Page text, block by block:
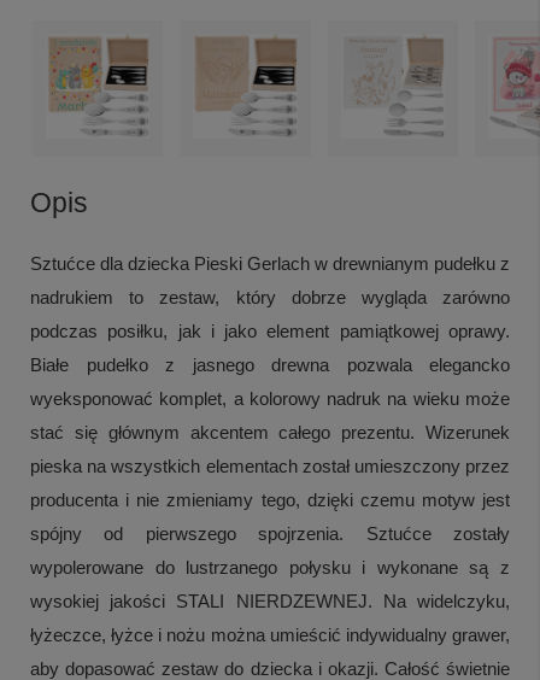
Opis
Sztućce dla dziecka Pieski Gerlach w drewnianym pudełku z
nadrukiem to zestaw, który dobrze wygląda zarówno
podczas posiłku, jak i jako element pamiątkowej oprawy.
Białe pudełko z jasnego drewna pozwala elegancko
wyeksponować komplet, a kolorowy nadruk na wieku może
stać się głównym akcentem całego prezentu. Wizerunek
pieska na wszystkich elementach został umieszczony przez
producenta i nie zmieniamy tego, dzięki czemu motyw jest
spójny od pierwszego spojrzenia. Sztućce zostały
wypolerowane do lustrzanego połysku i wykonane są z
wysokiej jakości STALI NIERDZEWNEJ. Na widelczyku,
łyżeczce, łyżce i nożu można umieścić indywidualny grawer,
aby dopasować zestaw do dziecka i okazji. Całość świetnie